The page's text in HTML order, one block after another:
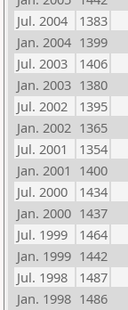
Jul. 2004
1383
Jan. 2004 1399
Jul. 2003
1406
Jan. 2003 1380
Jul. 2002
1395
Jan. 2002 1365
Jul. 2001
1354
Jan. 2001 1400
Jul. 2000
1434
Jan. 2000 1437
Jul. 1999
1464
Jan. 1999 1442
Jul. 1998
1487
Jan. 1998 1486